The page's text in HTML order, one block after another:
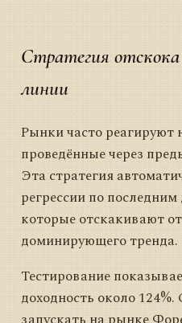
Стратегия
линии
Рынки часто реагируют
проведённые через
Эта стратегия
регрессии по
которые отскакивают
доминирующего тренда.
Тестирование
доходность около